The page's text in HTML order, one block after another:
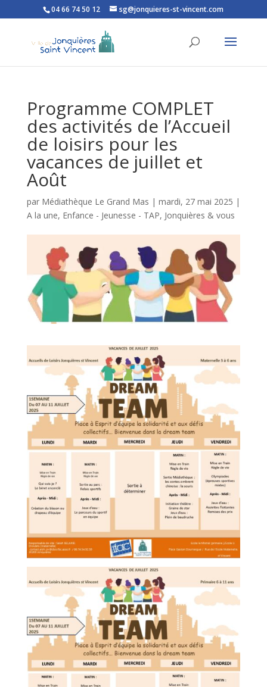
Ouvrir la barre d’outils
04 66 74 50 12 sg@jonquieres-st-vincent.com
Programme COMPLET
des activités de l’Accueil
de loisirs pour les
vacances de juillet et
Août
par Médiathèque Le Grand Mas | mardi, 27 mai 2025 |
A la une, Enfance - Jeunesse - TAP, Jonquières & vous